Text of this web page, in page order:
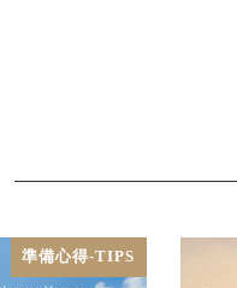
準備心得-TIPS